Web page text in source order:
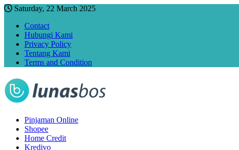
Saturday, 22 March 2025
Contact
Hubungi Kami
Privacy Policy
Tentang Kami
Terms and Condition
Pinjaman Online
Shopee
Home Credit
Kredivo